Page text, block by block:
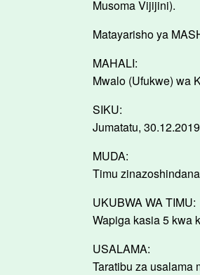
Musoma Vijijini).
Matayarisho ya
MAHALI:
Mwalo (Ufukwe) wa
SIKU:
Jumatatu, 30.12.2019
MUDA:
Timu
UKUBWA WA TIMU:
Wapiga kasia 5 kwa
USALAMA:
Taratibu za usalama